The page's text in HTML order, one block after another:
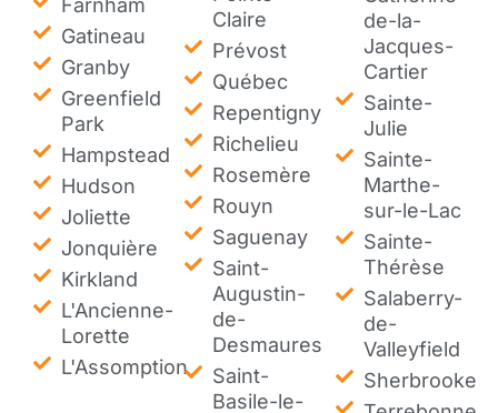
Farnham
Gatineau
Granby
Greenfield
Park
Hampstead
Hudson
Joliette
Jonquière
Kirkland
L'Ancienne-
Lorette
L'Assomption
Claire
Prévost
Québec
Repentigny
Richelieu
Rosemère
Rouyn
Saguenay
Saint-
Augustin-
de-
Desmaures
Saint-
Basile-le-
de-la-
Jacques-
Cartier
Sainte-
Julie
Sainte-
Marthe-
sur-le-Lac
Sainte-
Thérèse
Salaberry-
de-
Valleyfield
Sherbrooke